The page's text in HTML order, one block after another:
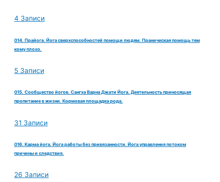
4 Записи
014. Прайога. Йога сверхспособностей помощи людям. Праническая помощь тем
кому плохо.
5 Записи
015. Сообщество йогов. Сангха Варна Джати Йога. Деятельность приносящая
пропитание в жизни. Кормовая площадка рода.
31 Записи
016. Карма йога. Йога работы без привязанности. Йога управления потоком
причины и следствия.
26 Записи